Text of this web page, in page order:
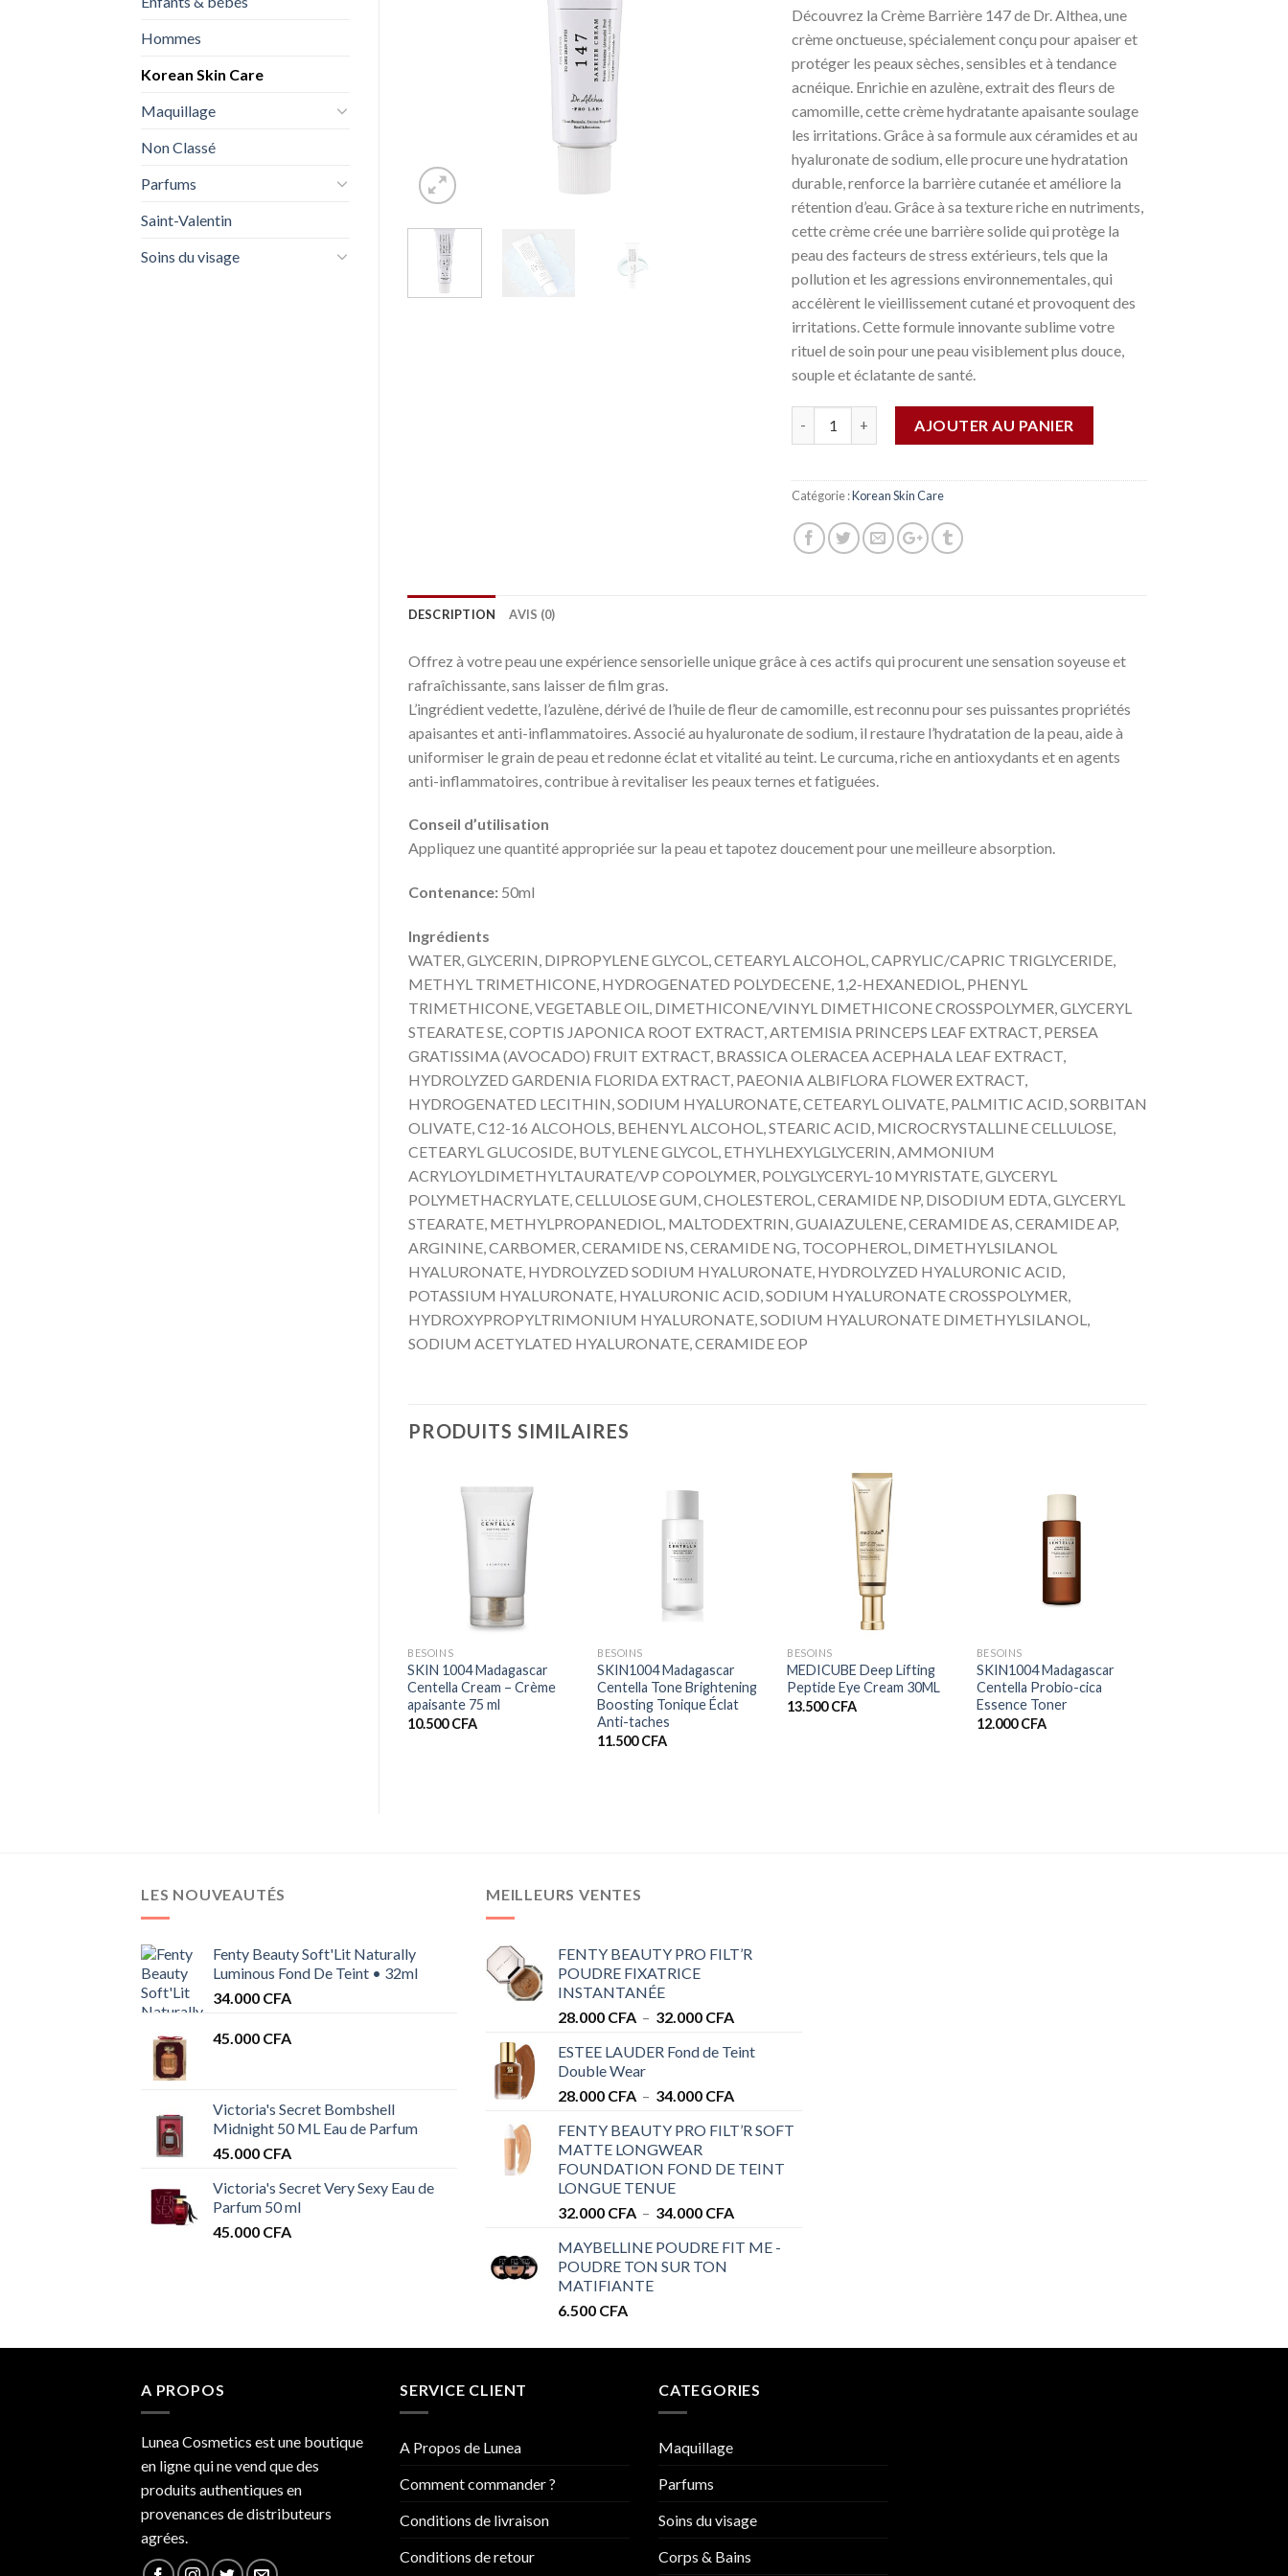
Hommes
Korean Skin Care
Maquillage
Non Classé
Parfums
Saint-Valentin
Soins du visage
Découvrez la Crème Barrière 147 de Dr. Althea, une
crème onctueuse, spécialement conçu pour apaiser et
protéger les peaux sèches, sensibles et à tendance
acnéique. Enrichie en azulène, extrait des fleurs de
camomille, cette crème hydratante apaisante soulage
les irritations. Grâce à sa formule aux céramides et au
hyaluronate de sodium, elle procure une hydratation
durable, renforce la barrière cutanée et améliore la
rétention d’eau. Grâce à sa texture riche en nutriments,
cette crème crée une barrière solide qui protège la
peau des facteurs de stress extérieurs, tels que la
pollution et les agressions environnementales, qui
accélèrent le vieillissement cutané et provoquent des
irritations. Cette formule innovante sublime votre
rituel de soin pour une peau visiblement plus douce,
souple et éclatante de santé.
AJOUTER AU PANIER
Catégorie :Korean Skin Care
DESCRIPTION AVIS (0)
Offrez à votre peau une expérience sensorielle unique grâce à ces actifs qui procurent une sensation soyeuse et
rafraîchissante, sans laisser de film gras.
L’ingrédient vedette, l’azulène, dérivé de l’huile de fleur de camomille, est reconnu pour ses puissantes propriétés
apaisantes et anti-inflammatoires. Associé au hyaluronate de sodium, il restaure l’hydratation de la peau, aide à
uniformiser le grain de peau et redonne éclat et vitalité au teint. Le curcuma, riche en antioxydants et en agents
anti-inflammatoires, contribue à revitaliser les peaux ternes et fatiguées.
Conseil d’utilisation
Appliquez une quantité appropriée sur la peau et tapotez doucement pour une meilleure absorption.
Contenance:50ml
Ingrédients
WATER, GLYCERIN, DIPROPYLENE GLYCOL, CETEARYL ALCOHOL, CAPRYLIC/CAPRIC TRIGLYCERIDE,
METHYL TRIMETHICONE, HYDROGENATED POLYDECENE, 1,2-HEXANEDIOL, PHENYL
TRIMETHICONE, VEGETABLE OIL, DIMETHICONE/VINYL DIMETHICONE CROSSPOLYMER, GLYCERYL
STEARATE SE, COPTIS JAPONICA ROOT EXTRACT, ARTEMISIA PRINCEPS LEAF EXTRACT, PERSEA
GRATISSIMA (AVOCADO) FRUIT EXTRACT, BRASSICA OLERACEA ACEPHALA LEAF EXTRACT,
HYDROLYZED GARDENIA FLORIDA EXTRACT, PAEONIA ALBIFLORA FLOWER EXTRACT,
HYDROGENATED LECITHIN, SODIUM HYALURONATE, CETEARYL OLIVATE, PALMITIC ACID, SORBITAN
OLIVATE, C12-16 ALCOHOLS, BEHENYL ALCOHOL, STEARIC ACID, MICROCRYSTALLINE CELLULOSE,
CETEARYL GLUCOSIDE, BUTYLENE GLYCOL, ETHYLHEXYLGLYCERIN, AMMONIUM
ACRYLOYLDIMETHYLTAURATE/VP COPOLYMER, POLYGLYCERYL-10 MYRISTATE, GLYCERYL
POLYMETHACRYLATE, CELLULOSE GUM, CHOLESTEROL, CERAMIDE NP, DISODIUM EDTA, GLYCERYL
STEARATE, METHYLPROPANEDIOL, MALTODEXTRIN, GUAIAZULENE, CERAMIDE AS, CERAMIDE AP,
ARGININE, CARBOMER, CERAMIDE NS, CERAMIDE NG, TOCOPHEROL, DIMETHYLSILANOL
HYALURONATE, HYDROLYZED SODIUM HYALURONATE, HYDROLYZED HYALURONIC ACID,
POTASSIUM HYALURONATE, HYALURONIC ACID, SODIUM HYALURONATE CROSSPOLYMER,
HYDROXYPROPYLTRIMONIUM HYALURONATE, SODIUM HYALURONATE DIMETHYLSILANOL,
SODIUM ACETYLATED HYALURONATE, CERAMIDE EOP
PRODUITS SIMILAIRES
BESOINS
SKIN 1004 Madagascar
Centella Cream – Crème
apaisante 75 ml
10.500CFA
BESOINS
SKIN1004 Madagascar
Centella Tone Brightening
Boosting Tonique Éclat
Anti-taches
11.500CFA
BESOINS
MEDICUBE Deep Lifting
Peptide Eye Cream 30ML
13.500CFA
BESOINS
SKIN1004 Madagascar
Centella Probio-cica
Essence Toner
12.000CFA
LES NOUVEAUTÉS
Fenty Beauty Soft'Lit Naturally
Luminous Fond De Teint • 32ml
34.000 CFA
45.000 CFA
Victoria's Secret Bombshell
Midnight 50 ML Eau de Parfum
45.000 CFA
Victoria's Secret Very Sexy Eau de
Parfum 50 ml
45.000 CFA
MEILLEURS VENTES
FENTY BEAUTY PRO FILT’R
POUDRE FIXATRICE
INSTANTANÉE
28.000 CFA – 32.000 CFAPlage
prix :
à
ESTEE LAUDER Fond de Teint
Double Wear
28.000 CFA – 34.000 CFAPlage
prix :
à
FENTY BEAUTY PRO FILT’R SOFT
MATTE LONGWEAR
FOUNDATION FOND DE TEINT
LONGUE TENUE
32.000 CFA – 34.000 CFAPlage
prix :
MAYBELLINE POUDRE FIT ME -
POUDRE TON SUR TON
MATIFIANTE
6.500 CFA
A PROPOS
Lunea Cosmetics est une boutique
en ligne qui ne vend que des
produits authentiques en
provenances de distributeurs
agrées.
SERVICE CLIENT
A Propos de Lunea
Comment commander ?
Conditions de livraison
Conditions de retour
CATEGORIES
Maquillage
Parfums
Soins du visage
Corps & Bains